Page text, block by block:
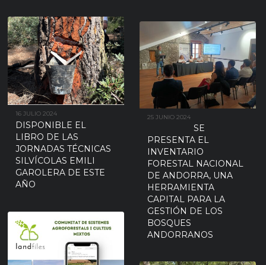
16 JULIO 2024
DISPONIBLE EL
LIBRO DE LAS
JORNADAS TÉCNICAS
SILVÍCOLAS EMILI
GAROLERA DE ESTE
AÑO
25 JUNIO 2024
SE
PRESENTA EL
INVENTARIO
FORESTAL NACIONAL
DE ANDORRA, UNA
HERRAMIENTA
CAPITAL PARA LA
GESTIÓN DE LOS
BOSQUES
ANDORRANOS